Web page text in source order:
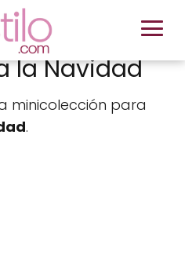
la Navidad
minicolección para
.